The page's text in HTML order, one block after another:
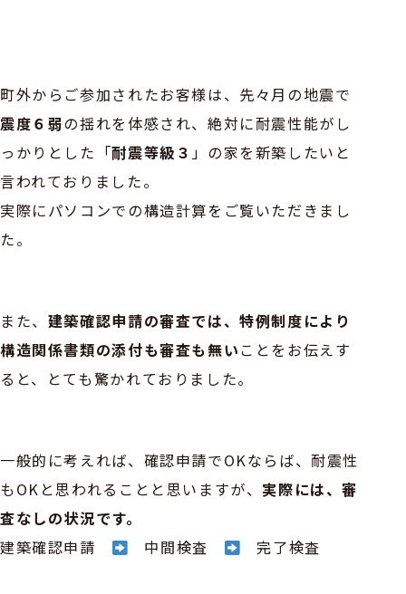
町外からご参加されたお客様は、先々月の地震で
震度６弱の揺れを体感され、絶対に耐震性能がし
っかりとした「耐震等級３ 」の家を新築したいと
言われておりました。
実際にパソコンでの構造計算をご覧いただきまし
た。
また、 建築確認申請の審査では、特例制度により
構造関係書類の添付も審査も無い ことをお伝えす
ると、とても驚かれておりました。
一般的に考えれば、確認申請でOKならば、耐震性
もOKと思われることと思いますが、 実際には、審
査なしの状況です。
建築確認申請
中間検査 完了検査